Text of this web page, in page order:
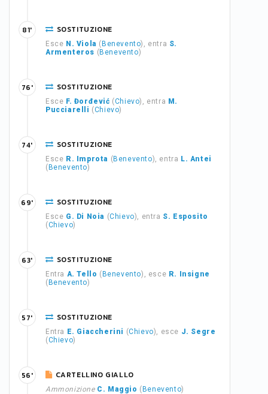
SOSTITUZIONE
Esce N. Viola ( Benevento), entra S.
Armenteros ( Benevento)
81'
SOSTITUZIONE
Esce F. Đorđević (Chievo), entra M.
Pucciarelli (Chievo)
76'
SOSTITUZIONE
Esce R. Improta ( Benevento), entra L. Antei
( Benevento)
74'
SOSTITUZIONE
Esce G. Di Noia (Chievo), entra S. Esposito
(Chievo)
69'
SOSTITUZIONE
Entra A. Tello ( Benevento), esce R. Insigne
( Benevento)
63'
SOSTITUZIONE
Entra E. Giaccherini (Chievo), esce J. Segre
(Chievo)
57'
CARTELLINO GIALLO
Ammonizione C. Maggio ( Benevento)
56'